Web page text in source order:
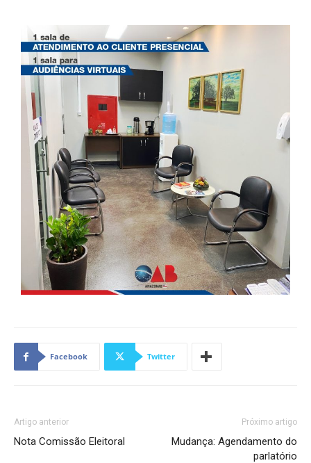
Facebook Twitter
Artigo anterior
Nota Comissão Eleitoral
Próximo artigo
Mudança: Agendamento do
parlatório